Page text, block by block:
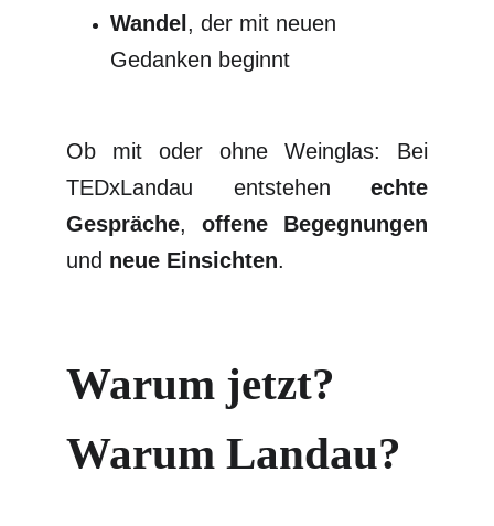
Wandel , der mit neuen
Gedanken beginnt
Ob mit oder ohne Weinglas: Bei
TEDxLandau entstehen echte
Gespräche, offene Begegnungen
und neue Einsichten.
Warum jetzt?
Warum Landau?